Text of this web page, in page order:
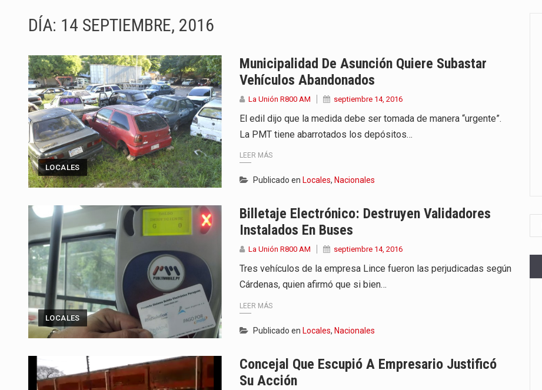
El Ministerio de Educación y Ciencias (MEC) ha confirmado la…
Para Tania, una paraguaya de 33 años que reside en…
El presidente de la República se encontraba en el aeropuerto…
Una familia atravesó momentos de extrema tensión durante la madrugada…
Fretes se refirió concretamente al recorrido que realizó este jueves…
“La situación no está tan mala en el Ministerio de…
Hace casi dos meses que Rivas dejó el Senado y,…
DÍA: 14 SEPTIEMBRE, 2016
LOCALES
Municipalidad De Asunción Quiere Subastar
Vehículos Abandonados
La Unión R800 AM septiembre 14, 2016
El edil dijo que la medida debe ser tomada de manera “urgente”.
La PMT tiene abarrotados los depósitos…
LEER MÁS
Publicado en Locales, Nacionales
LOCALES
Billetaje Electrónico: Destruyen Validadores
Instalados En Buses
La Unión R800 AM septiembre 14, 2016
Tres vehículos de la empresa Lince fueron las perjudicadas según
Cárdenas, quien afirmó que si bien…
LEER MÁS
Publicado en Locales, Nacionales
Concejal Que Escupió A Empresario Justificó
Su Acción